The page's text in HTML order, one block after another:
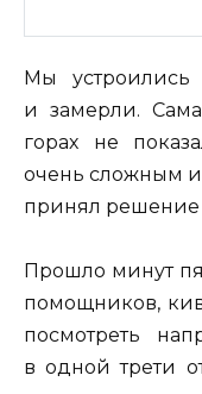
Мы
и замерли.
горах не
очень сложным
принял
Прошло минут
помощников,
посмотреть
в одной трети